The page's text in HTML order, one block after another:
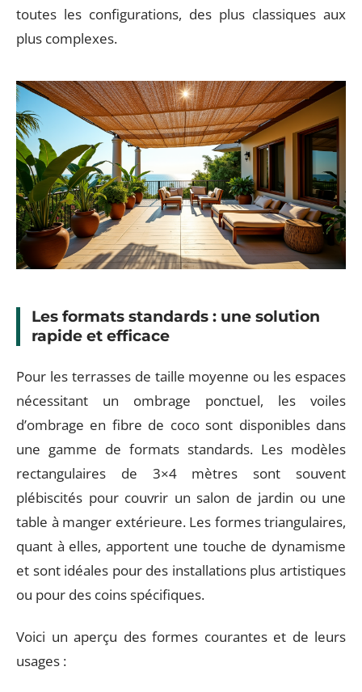
toutes les configurations, des plus classiques aux
plus complexes.
Les formats standards : une solution
rapide et efficace
Pour les terrasses de taille moyenne ou les espaces
nécessitant un ombrage ponctuel, les voiles
d’ombrage en fibre de coco sont disponibles dans
une gamme de formats standards. Les modèles
rectangulaires de 3×4 mètres sont souvent
plébiscités pour couvrir un salon de jardin ou une
table à manger extérieure. Les formes triangulaires,
quant à elles, apportent une touche de dynamisme
et sont idéales pour des installations plus artistiques
ou pour des coins spécifiques.
Voici un aperçu des formes courantes et de leurs
usages :